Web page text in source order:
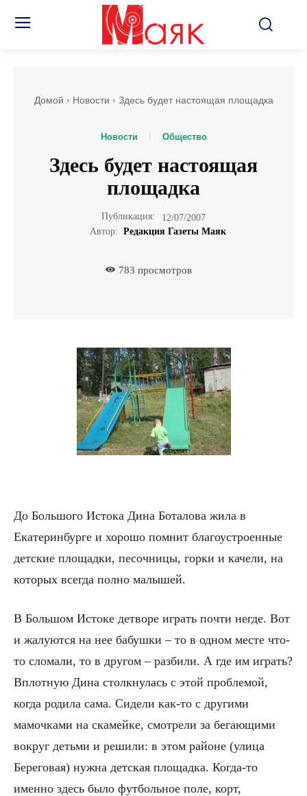
Домой Новости Здесь будет настоящая площадка
Новости Общество
Здесь будет настоящая
площадка
Публикация:
12/07/2007
Автор: Редакция Газеты Маяк
783 просмотров
До Большого Истока Дина Боталова жила в
Екатеринбурге и хорошо помнит благоустроенные
детские площадки, песочницы, горки и качели, на
которых всегда полно малышей.
В Большом Истоке детворе играть почти негде. Вот
и жалуются на нее бабушки – то в одном месте что-
то сломали, то в другом – разбили. А где им играть?
Вплотную Дина столкнулась с этой проблемой,
когда родила сама. Сидели как-то с другими
мамочками на скамейке, смотрели за бегающими
вокруг детьми и решили: в этом районе (улица
Береговая) нужна детская площадка. Когда-то
именно здесь было футбольное поле, корт,